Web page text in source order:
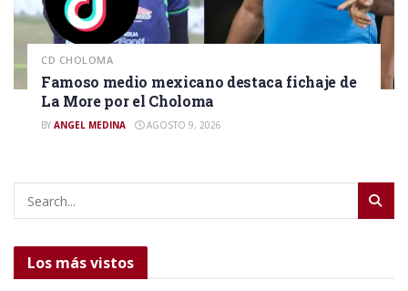
CD CHOLOMA
Famoso medio mexicano destaca fichaje de
La More por el Choloma
BY ANGEL MEDINA AGOSTO 9, 2026
Los más vistos